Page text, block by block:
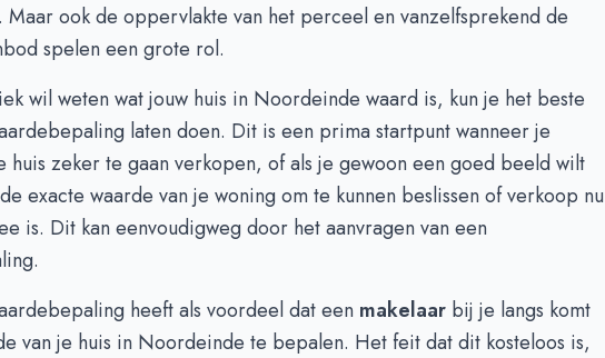
-
-
-
-
-
-
Maar ook de oppervlakte van het perceel en vanzelfsprekend de
spelen een grote rol.
wil weten wat jouw huis in Noordeinde waard is, kun je het beste
laten doen. Dit is een prima startpunt wanneer je
huis zeker te gaan verkopen, of als je gewoon een goed beeld wilt
exacte waarde van je woning om te kunnen beslissen of verkoop nu
is. Dit kan eenvoudigweg door hetaanvragen van een
.
heeft als voordeel dat een makelaar bij je langs komt
van je huis in Noordeinde te bepalen. Het feit dat dit kosteloos is,